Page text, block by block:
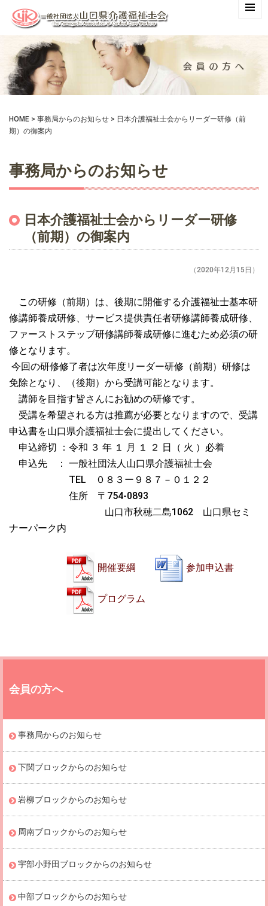
HOME > 事務局からのお知らせ > 日本介護福祉士会からリーダー研修（前
期）の御案内
事務局からのお知らせ
日本介護福祉士会からリーダー研修
（前期）の御案内
（2020年12月15日）
この研修（前期）は、後期に開催する介護福祉士基本研
修講師養成研修、サービス提供責任者研修講師養成研修、
ファーストステップ研修講師養成研修に進むため必須の研
修となります。
今回の研修修了者は次年度リーダー研修（前期）研修は
免除となり、（後期）から受講可能となります。
講師を目指す皆さんにお勧めの研修です。
受講を希望される方は推薦が必要となりますので、受講
申込書を山口県介護福祉士会に提出してください。
申込締切 ：令和 ３ 年 １ 月 １ ２ 日（ 火 ）必着
申込先 ： 一般社団法人山口県介護福祉士会
TEL ０８３ー９８７－０１２２
住所 〒754-0893
山口市秋穂二島1062 山口県セミ
ナーパーク内
開催要綱 参加申込書
プログラム
会員の方へ
事務局からのお知らせ
下関ブロックからのお知らせ
岩柳ブロックからのお知らせ
周南ブロックからのお知らせ
宇部小野田ブロックからのお知らせ
中部ブロックからのお知らせ